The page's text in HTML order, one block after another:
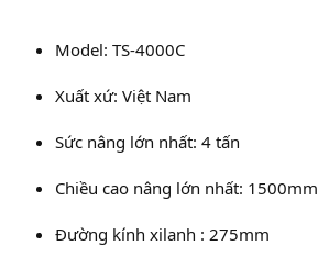
Model: TS-4000C
Xuất xứ: Việt Nam
Sức nâng lớn nhất: 4 tấn
Chiều cao nâng lớn nhất: 1500mm
Đường kính xilanh : 275mm